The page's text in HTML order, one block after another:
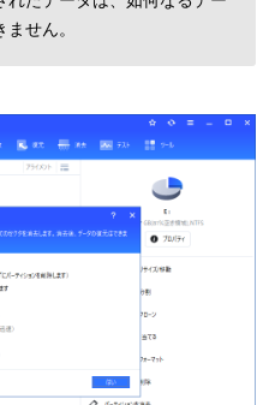
せん。